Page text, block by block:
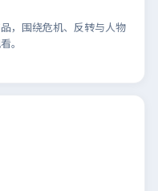
，围绕危机、反转与人物
。